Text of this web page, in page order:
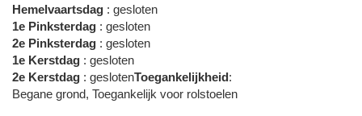
Hemelvaartsdag : gesloten
1e Pinksterdag : gesloten
2e Pinksterdag : gesloten
1e Kerstdag : gesloten
2e Kerstdag : geslotenToegankelijkheid:
Begane grond, Toegankelijk voor rolstoelen